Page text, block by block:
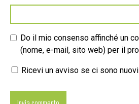
Do il mio consenso affinché un
(nome, e-mail, sito web) per il
Ricevi un avviso se ci sono